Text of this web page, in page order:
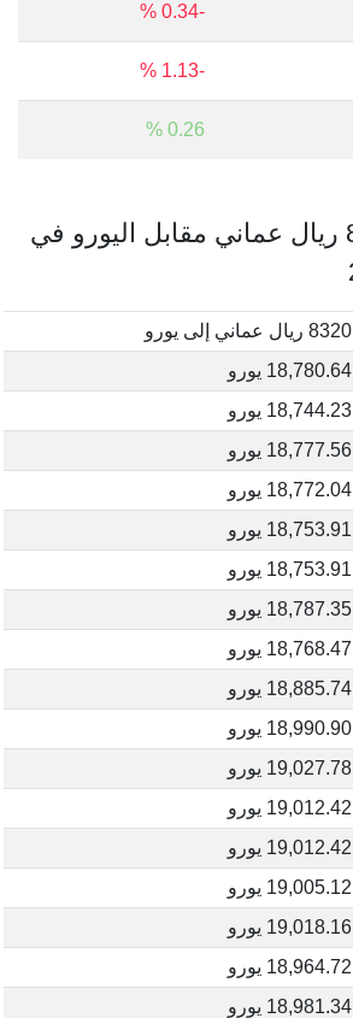
-0.34 %
-1.13 %
0.26 %
كم يساوي 8320 ريال عماني مقابل اليورو في
8320 ريال عماني إلى يورو
18,780.64 يورو
18,744.23 يورو
18,777.56 يورو
18,772.04 يورو
18,753.91 يورو
18,753.91 يورو
18,787.35 يورو
18,768.47 يورو
18,885.74 يورو
18,990.90 يورو
19,027.78 يورو
19,012.42 يورو
19,012.42 يورو
19,005.12 يورو
19,018.16 يورو
18,964.72 يورو
18,981.34 يورو